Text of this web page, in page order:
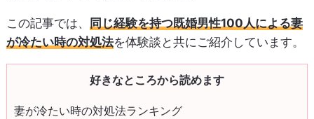
この記事では、
同じ経験を持つ既婚男性100人による妻
が冷たい時の対処法を体験談と共にご紹介しています。
好きなところから読めます
妻が冷たい時の対処法ランキング